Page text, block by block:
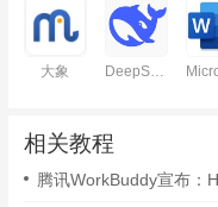
大象 DeepSeek
相关教程
腾讯WorkBuddy宣布：